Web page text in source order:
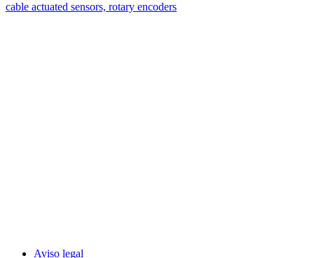
Aviso legal